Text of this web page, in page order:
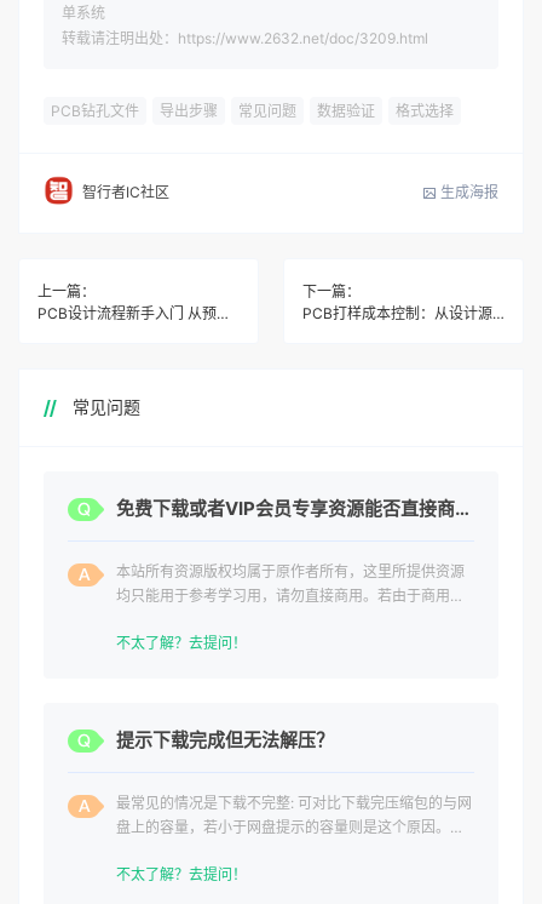
单系统
转载请注明出处：https://www.2632.net/doc/3209.html
PCB钻孔文件 导出步骤 常见问题 数据验证 格式选择
智行者IC社区 生成海报
上一篇：
PCB设计流程新手入门 从预布局到散热处理的完整步骤
下一篇：
PCB打样成本控制：从设计源头降本，省钱关键在这几点
常见问题
免费下载或者VIP会员专享资源能否直接商用？
本站所有资源版权均属于原作者所有，这里所提供资源
均只能用于参考学习用，请勿直接商用。若由于商用引
不太了解？去提问！
提示下载完成但无法解压？
最常见的情况是下载不完整: 可对比下载完压缩包的与网
盘上的容量，若小于网盘提示的容量则是这个原因。这
不太了解？去提问！